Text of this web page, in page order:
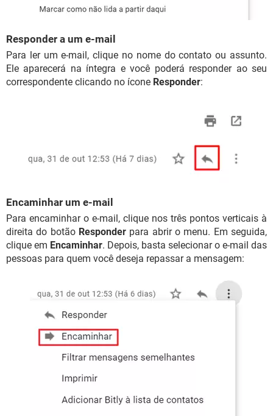
Responder a um e-mail
Para ler um e-mail, clique no nome do contato ou assunto.
Ele aparecerá na íntegra e você poderá responder ao seu
correspondente clicando no ícone Responder:
Encaminhar um e-mail
Para encaminhar o e-mail, clique nos três pontos verticais à
direita do botão Responder para abrir o menu. Em seguida,
clique em Encaminhar. Depois, basta selecionar o e-mail das
pessoas para quem você deseja repassar a mensagem: